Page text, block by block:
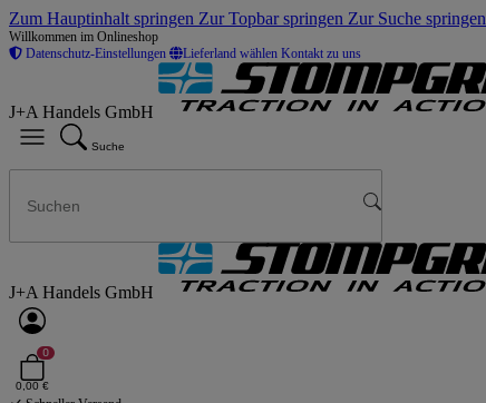
Zum Hauptinhalt springen Zur Topbar springen Zur Suche springen
Willkommen im Onlineshop
Datenschutz-Einstellungen
Lieferland wählen Kontakt zu uns
J+A Handels GmbH
Suche
J+A Handels GmbH
0
0,00 €